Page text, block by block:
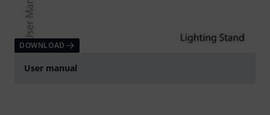
DOWNLOAD
User manual